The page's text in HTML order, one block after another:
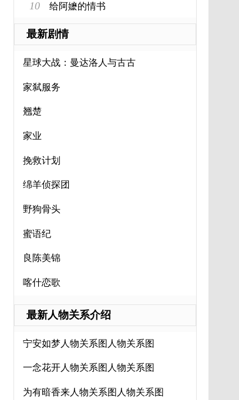
10 给阿嬷的情书
最新剧情
星球大战：曼达洛人与古古
家弑服务
翘楚
家业
挽救计划
绵羊侦探团
野狗骨头
蜜语纪
良陈美锦
喀什恋歌
最新人物关系介绍
宁安如梦人物关系图人物关系图
一念花开人物关系图人物关系图
为有暗香来人物关系图人物关系图